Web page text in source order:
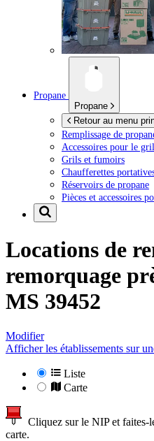
Propane
Propane
Retour au menu
Remplissage de
Accessoires pour le gril
Grils et fumoirs
Chaufferettes
Réservoirs de propane
Pièces et accessoires
Locations de
remorquage
MS 39452
Modifier
Afficher les établissements sur
Liste
Carte
Cliquez sur le NIP et faites-
carte.